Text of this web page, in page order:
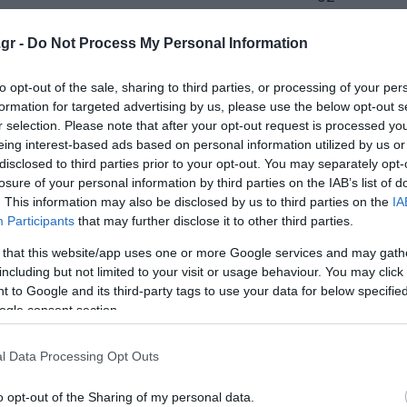
- Do Not Process My Personal Information
opt-out of the sale, sharing to third parties, or processing of your
for targeted advertising by us, please use the below opt-out
selection. Please note that after your opt-out request is processed
interest-based ads based on personal information utilized by us
to third parties prior to your opt-out. You may separately
of your personal information by third parties on the IAB’s list of
This information may also be disclosed by us to third parties on the
Participants that may further disclose it to other third parties.
that this website/app uses one or more Google services and may
but not limited to your visit or usage behaviour. You may
to Google and its third-party tags to use your data for below
consent section.
Data Processing Opt Outs
opt-out of the Sharing of my personal data.
20
18
6